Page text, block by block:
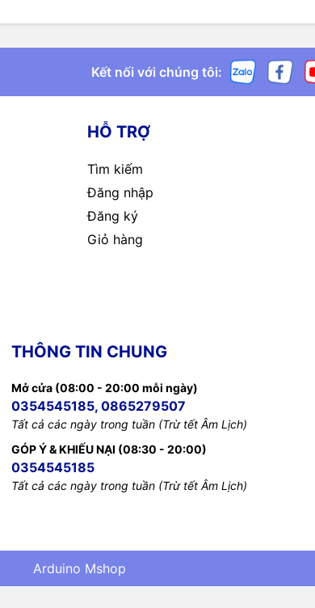
Kết nối với chúng tôi:
HỖ TRỢ
Tìm kiếm
Đăng nhập
Đăng ký
Giỏ hàng
THÔNG TIN CHUNG
Mở cửa (08:00 - 20:00 mỗi ngày)
0354545185, 0865279507
Tất cả các ngày trong tuần (Trừ tết Âm Lịch)
GÓP Ý & KHIẾU NẠI (08:30 - 20:00)
0354545185
Tất cả các ngày trong tuần (Trừ tết Âm Lịch)
Arduino Mshop